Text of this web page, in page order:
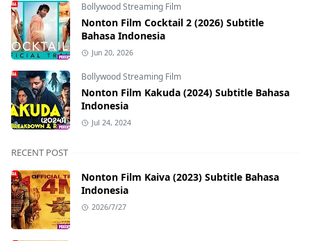
Bollywood Streaming Film
Nonton Film Cocktail 2 (2026) Subtitle
Bahasa Indonesia
Jun 20, 2026
Bollywood Streaming Film
Nonton Film Kakuda (2024) Subtitle Bahasa
Indonesia
Jul 24, 2024
RECENT POST
Nonton Film Kaiva (2023) Subtitle Bahasa
Indonesia
2026/7/27